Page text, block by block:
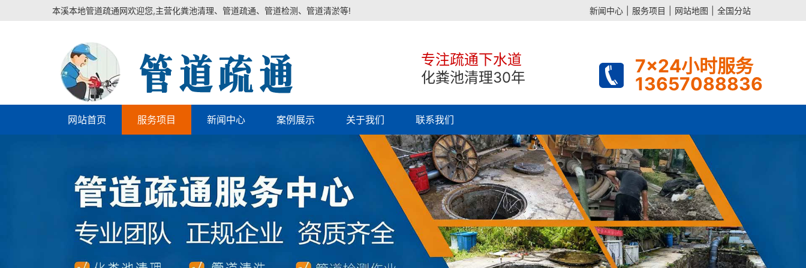
本溪本地管道疏通网欢迎您,主营化粪池清理、管道疏通、管道检测、管道清淤等! 新闻中心 服务项目 网站地图 全国分站
专注疏通下水道
化粪池清理30年
7x24小时服务
13657088836
网站首页 服务项目 新闻中心 案例展示 关于我们 联系我们